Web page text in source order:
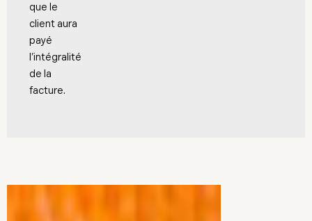
que le
client aura
payé
l’intégralité
de la
facture.